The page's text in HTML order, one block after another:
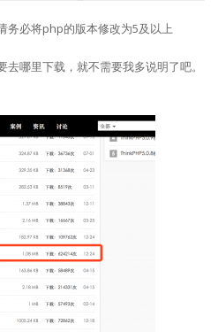
务必将php的版本修改为5及以上
哪里下载，就不需要我多说明了吧。